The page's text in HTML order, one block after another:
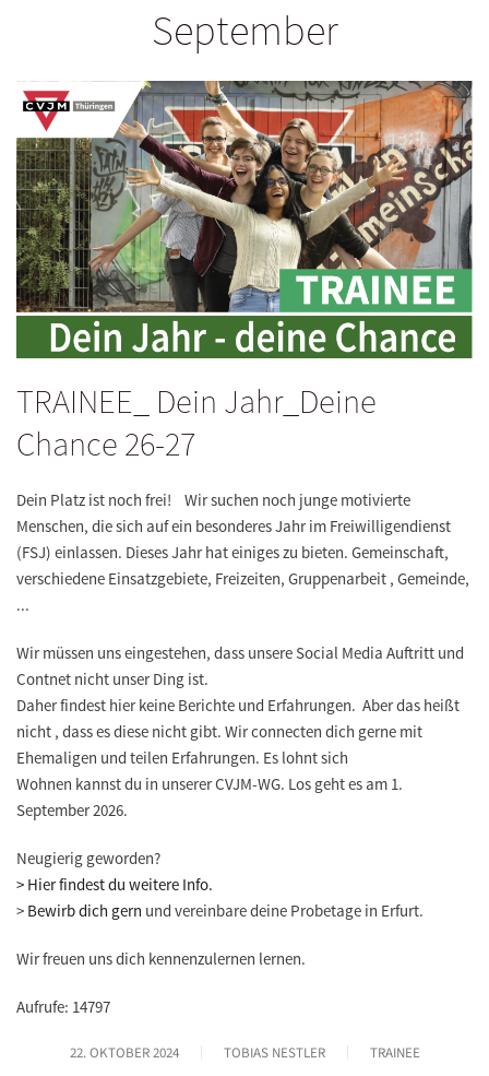
September
TRAINEE_ Dein Jahr_Deine
Chance 26-27
Dein Platz ist noch frei! Wir suchen noch junge motivierte
Menschen, die sich auf ein besonderes Jahr im Freiwilligendienst
(FSJ) einlassen. Dieses Jahr hat einiges zu bieten. Gemeinschaft,
verschiedene Einsatzgebiete, Freizeiten, Gruppenarbeit , Gemeinde,
...
Wir müssen uns eingestehen, dass unsere Social Media Auftritt und
Contnet nicht unser Ding ist.
Daher findest hier keine Berichte und Erfahrungen. Aber das heißt
nicht , dass es diese nicht gibt. Wir connecten dich gerne mit
Ehemaligen und teilen Erfahrungen. Es lohnt sich
Wohnen kannst du in unserer CVJM-WG. Los geht es am 1.
September 2026.
Neugierig geworden?
> Hier findest du weitere Info.
> Bewirb dich gern und vereinbare deine Probetage in Erfurt.
Wir freuen uns dich kennenzulernen lernen.
Aufrufe: 14797
22. OKTOBER 2024 TOBIAS NESTLER TRAINEE